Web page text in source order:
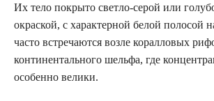
Их тело покрыто светло-серой или
окраской, с характерной белой полосой
часто встречаются возле коралловых
континентального шельфа, где
особенно велики.